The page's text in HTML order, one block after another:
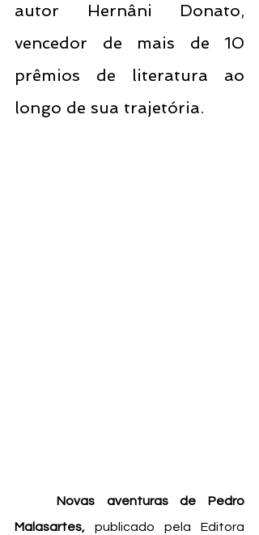
autor Hernâni Donato,
vencedor de mais de 10
prêmios de literatura ao
longo de sua trajetória.
Malasartes, publicado pela
Editora